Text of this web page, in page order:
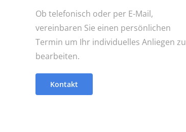
Ob telefonisch oder per E-Mail,
vereinbaren Sie einen persönlichen
Termin um Ihr individuelles Anliegen zu
bearbeiten.
Kontakt